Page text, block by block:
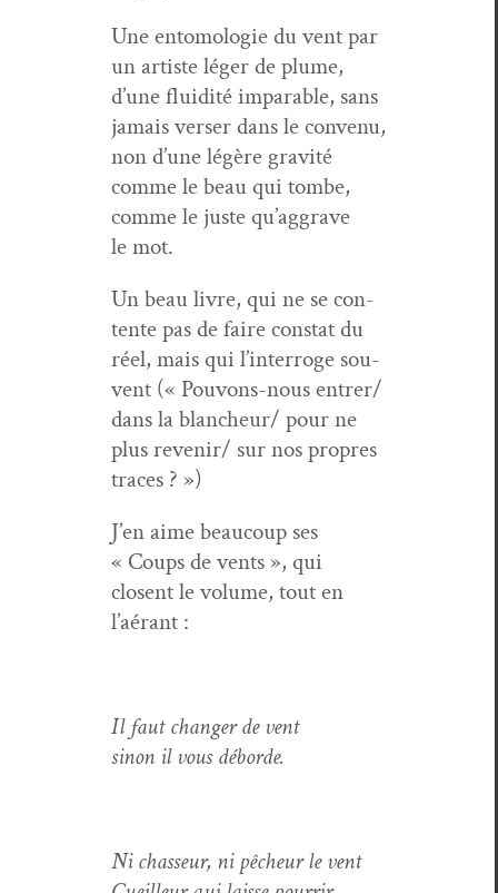
Une ento­molo­gie du vent par
un artiste léger de plume,
d’une flu­id­ité impa­ra­ble, sans
jamais vers­er dans le con­venu,
non d’une légère grav­ité
comme le beau qui tombe,
comme le juste qu’aggrave
le mot.
Un beau livre, qui ne se con­
tente pas de faire con­stat du
réel, mais qui l’interroge sou­
vent (« Pou­vons-nous entrer/
dans la blancheur/ pour ne
plus revenir/ sur nos pro­pres
traces ? »)
J’en aime beau­coup ses
« Coups de vents », qui
closent le vol­ume, tout en
l’aérant :
Il faut chang­er de vent
sinon il vous déborde.
Ni chas­seur, ni pêcheur le vent